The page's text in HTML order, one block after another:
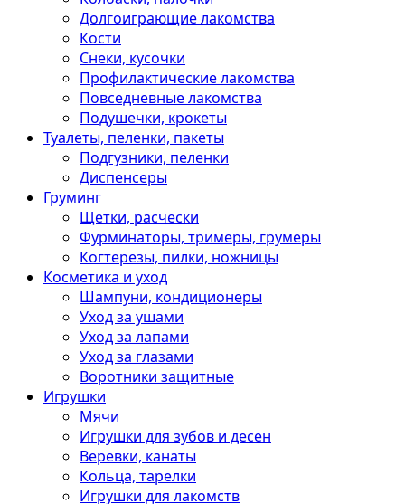
Долгоиграющие лакомства
Кости
Снеки, кусочки
Профилактические лакомства
Повседневные лакомства
Подушечки, крокеты
Туалеты, пеленки, пакеты
Подгузники, пеленки
Диспенсеры
Груминг
Щетки, расчески
Фурминаторы, тримеры, грумеры
Когтерезы, пилки, ножницы
Косметика и уход
Шампуни, кондиционеры
Уход за ушами
Уход за лапами
Уход за глазами
Воротники защитные
Игрушки
Мячи
Игрушки для зубов и десен
Веревки, канаты
Кольца, тарелки
Игрушки для лакомств